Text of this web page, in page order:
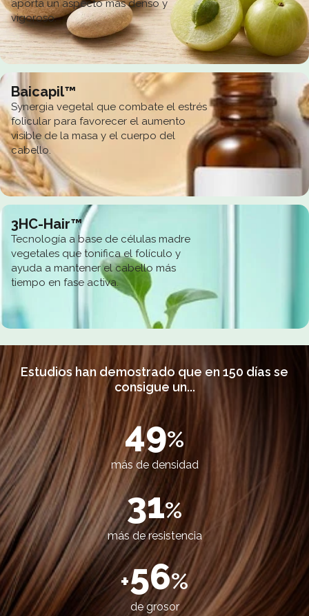
aporta un aspecto más denso y
vigoroso.
Baicapil™
Synergia vegetal que combate el estrés
folicular para favorecer el aumento
visible de la masa y el cuerpo del
cabello.
3HC-Hair™
Tecnología a base de células madre
vegetales que tonifica el folículo y
ayuda a mantener el cabello más
tiempo en fase activa.
Estudios han demostrado que en 150 días se
consigue un...
49%
más de densidad
31%
más de resistencia
+56%
de grosor